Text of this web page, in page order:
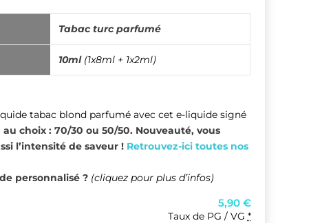
Tabac turc parfumé
10ml (1x8ml + 1x2ml)
tabac blond parfumé avec cet e-liquide signé
au choix : 70/30 ou 50/50. Nouveauté, vous
l’intensité de saveur ! Retrouvez-ici toutes nos
personnalisé ? (cliquez pour plus d’infos)
5,90 €
Taux de PG / VG *